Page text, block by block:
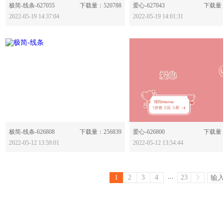
分享：
极简-线条-627055
下载量：520788
2022-05-19 14:37:04
爱心-627043
下载量
2022-05-19 14:01:31
分享：
极简-线条-626808
下载量：256839
2022-05-12 13:59:01
爱心-626800
下载量
2022-05-12 13:54:44
1 2 3 4 ... 23